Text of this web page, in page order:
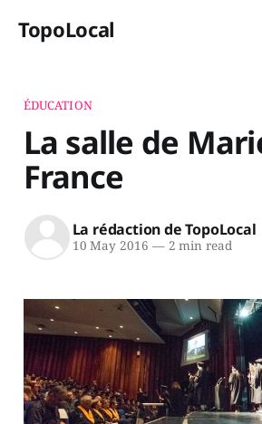
TopoLocal
ÉDUCATION
La salle de
France
La rédaction de TopoLocal
10 May 2016 —2 min read